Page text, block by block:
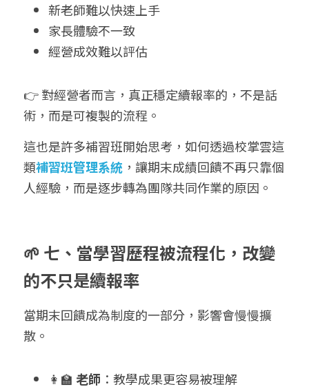
新老師難以快速上手
家長體驗不一致
經營成效難以評估
👉 對經營者而言，真正穩定續報率的，不是話
術，而是可複製的流程。
這也是許多補習班開始思考，如何透過校掌雲這
類補習班管理系統 ，讓期末成績回饋不再只靠個
人經驗，而是逐步轉為團隊共同作業的原因。
🌱 七、當學習歷程被流程化，改變
的不只是續報率
當期末回饋成為制度的一部分，影響會慢慢擴
散。
👩‍🏫 老師 ：教學成果更容易被理解